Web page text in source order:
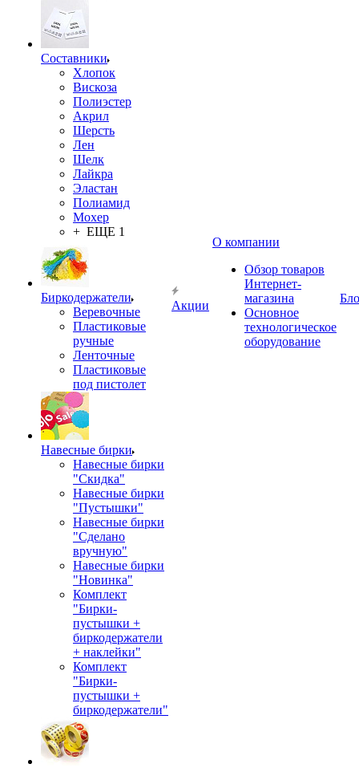
Составники
Хлопок
Вискоза
Полиэстер
Акрил
Шерсть
Лен
Шелк
Лайкра
Эластан
Полиамид
Мохер
+ ЕЩЕ 1
Биркодержатели
Веревочные
Пластиковые
ручные
Ленточные
Пластиковые
под пистолет
Навесные бирки
Навесные бирки
"Скидка"
Навесные бирки
"Пустышки"
Навесные бирки
"Сделано
вручную"
Навесные бирки
"Новинка"
Комплект
"Бирки-
пустышки +
биркодержатели
+ наклейки"
Комплект
"Бирки-
пустышки +
биркодержатели"
Акции
О компании
Обзор товаров
Интернет-
магазина
Основное
технологическое
оборудование